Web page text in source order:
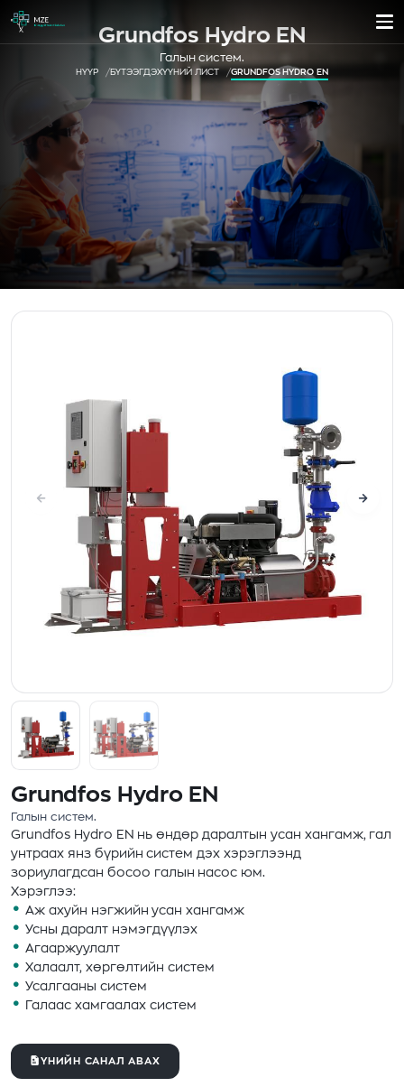
Grundfos Hydro EN
Галын систем.
НҮҮР БҮТЭЭГДЭХҮҮНИЙ ЛИСТ GRUNDFOS HYDRO EN
Grundfos Hydro EN
Галын систем.
Grundfos Hydro EN нь өндөр даралтын усан хангамж, гал
унтраах янз бүрийн систем дэх хэрэглээнд
зориулагдсан босоо галын насос юм.
Хэрэглээ:
Аж ахуйн нэгжийн усан хангамж
Усны даралт нэмэгдүүлэх
Агааржуулалт
Халаалт, хөргөлтийн систем
Усалгааны систем
Галаас хамгаалах систем
ҮНИЙН САНАЛ АВАХ